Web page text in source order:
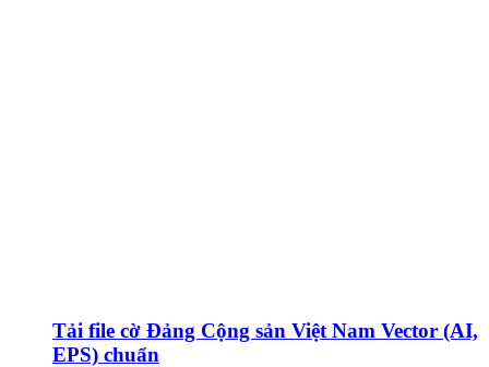
Tải file cờ Đảng Cộng sản Việt Nam Vector (AI,
EPS) chuẩn